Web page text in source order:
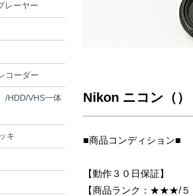
Nikon ニコン（）
■商品コンディション■
【動作３０日保証】
【商品ランク：★★★/５
レーヤー
コーダー
/HDD/VHS一体
キ